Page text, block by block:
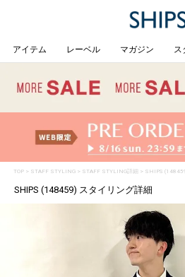
アイテム レーベル マガジン ス
TOP> STAFF STYLING> STAFF STYLING詳細 > SHIPS
SHIPS (148459) スタイリング詳細